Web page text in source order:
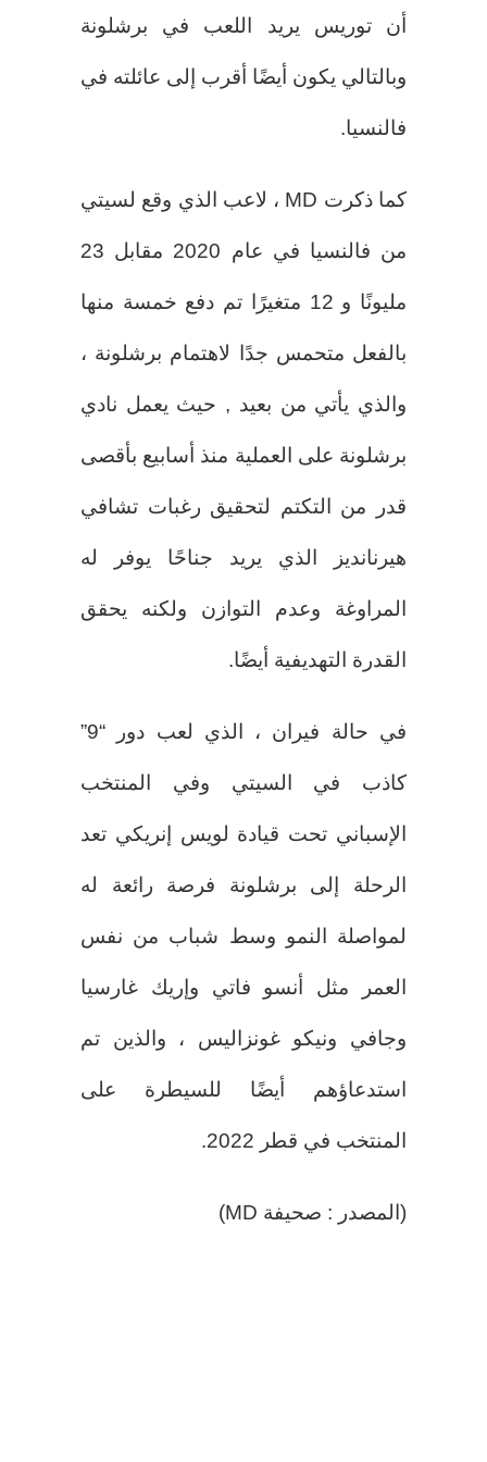
أن توريس يريد اللعب في برشلونة
وبالتالي يكون أيضًا أقرب إلى عائلته في
فالنسيا.
كما ذكرت MD ، لاعب الذي وقع لسيتي
من فالنسيا في عام 2020 مقابل 23
مليونًا و 12 متغيرًا تم دفع خمسة منها
بالفعل متحمس جدًا لاهتمام برشلونة ،
والذي يأتي من بعيد , حيث يعمل نادي
برشلونة على العملية منذ أسابيع بأقصى
قدر من التكتم لتحقيق رغبات تشافي
هيرنانديز الذي يريد جناحًا يوفر له
المراوغة وعدم التوازن ولكنه يحقق
القدرة التهديفية أيضًا.
في حالة فيران ، الذي لعب دور “9”
كاذب في السيتي وفي المنتخب
الإسباني تحت قيادة لويس إنريكي تعد
الرحلة إلى برشلونة فرصة رائعة له
لمواصلة النمو وسط شباب من نفس
العمر مثل أنسو فاتي وإريك غارسيا
وجافي ونيكو غونزاليس ، والذين تم
استدعاؤهم أيضًا للسيطرة على
المنتخب في قطر 2022.
(المصدر : صحيفة MD)